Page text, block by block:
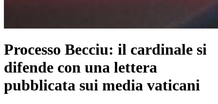
Processo Becciu: il cardinale si
difende con una lettera
pubblicata sui media vaticani